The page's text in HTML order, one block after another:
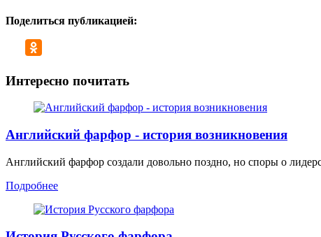
Поделиться публикацией:
Интересно почитать
Английский фарфор - история возникновения
Английский фарфор создали довольно поздно, но споры о
Подробнее